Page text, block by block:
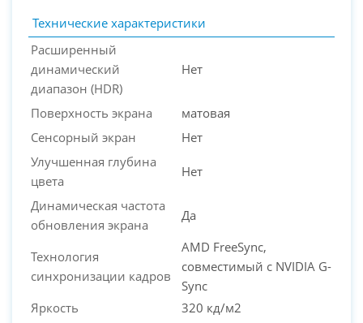
Технические характеристики
Расширенный
динамический
диапазон (HDR)
Нет
Поверхность экрана
матовая
Сенсорный экран
Нет
Улучшенная глубина
цвета
Нет
Динамическая частота
обновления экрана
Да
Технология
синхронизации кадров
AMD FreeSync,
совместимый с NVIDIA G-
Sync
Яркость
320 кд/м2